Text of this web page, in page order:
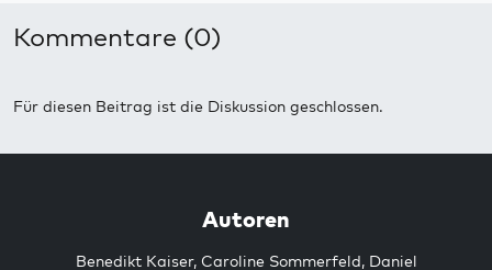
Kommentare (0)
Für diesen Beitrag ist die Diskussion geschlossen.
Autoren
Benedikt Kaiser, Caroline Sommerfeld, Daniel